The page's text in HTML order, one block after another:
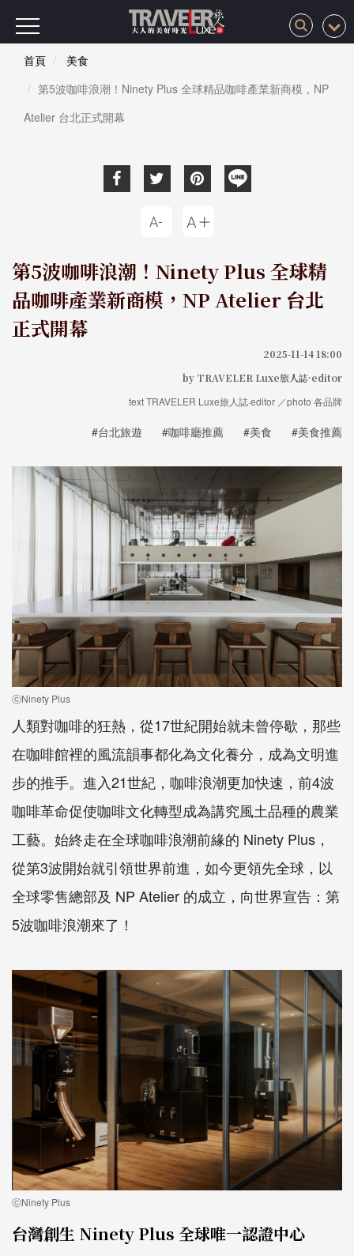
首頁
美食
第5波咖啡浪潮！Ninety Plus 全球精品咖啡產業新商模，NP
Atelier 台北正式開幕
第5波咖啡浪潮！Ninety Plus 全球精
品咖啡產業新商模，NP Atelier 台北
正式開幕
2025-11-14 18:00
by TRAVELER Luxe旅人誌·editor
text TRAVELER Luxe旅人誌·editor ／photo 各品牌
#台北旅遊 #咖啡廳推薦 #美食 #美食推薦
ⓒNinety Plus
人類對咖啡的狂熱，從17世紀開始就未曾停歇，那些
在咖啡館裡的風流韻事都化為文化養分，成為文明進
步的推手。進入21世紀，咖啡浪潮更加快速，前4波
咖啡革命促使咖啡文化轉型成為講究風土品種的農業
工藝。始終走在全球咖啡浪潮前緣的 Ninety Plus，
從第3波開始就引領世界前進，如今更領先全球，以
全球零售總部及 NP Atelier 的成立，向世界宣告：第
5波咖啡浪潮來了！
ⓒNinety Plus
台灣創生 Ninety Plus 全球唯一認證中心